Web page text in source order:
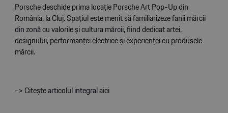
Porsche deschide prima locație Porsche Art Pop-Up din
România, la Cluj. Spațiul este menit să familiarizeze fanii mărcii
din zonă cu valorile și cultura mărcii, fiind dedicat artei,
designului, performanței electrice și experienței cu produsele
mărcii.
-> Citește articolul integral aici